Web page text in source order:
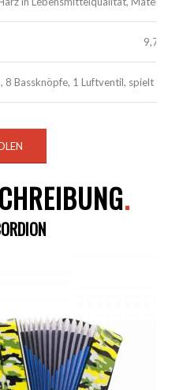
8 Bassknöpfe, 1 Luftventil, spielt die
.